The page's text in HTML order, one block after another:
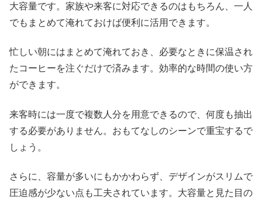
大容量です。家族や来客に対応できるのはもちろん、一人
でもまとめて淹れておけば便利に活用できます。
忙しい朝にはまとめて淹れておき、必要なときに保温され
たコーヒーを注ぐだけで済みます。効率的な時間の使い方
ができます。
来客時には一度で複数人分を用意できるので、何度も抽出
する必要がありません。おもてなしのシーンで重宝するで
しょう。
さらに、容量が多いにもかかわらず、デザインがスリムで
圧迫感が少ない点も工夫されています。大容量と見た目の